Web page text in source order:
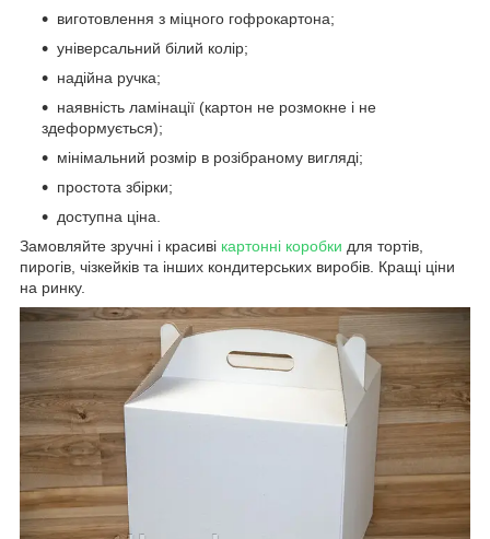
виготовлення з міцного гофрокартона;
універсальний білий колір;
надійна ручка;
наявність ламінації (картон не розмокне і не
здеформується);
мінімальний розмір в розібраному вигляді;
простота збірки;
доступна ціна.
Замовляйте зручні і красиві картонні коробки для тортів,
пирогів, чізкейків та інших кондитерських виробів. Кращі ціни
на ринку.